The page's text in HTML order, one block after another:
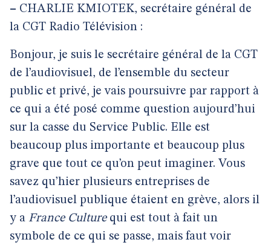
– CHARLIE KMIOTEK, secrétaire général de
la CGT Radio Télévision :
Bonjour, je suis le secrétaire général de la CGT
de l’audiovisuel, de l’ensemble du secteur
public et privé, je vais poursuivre par rapport à
ce qui a été posé comme question aujourd’hui
sur la casse du Service Public. Elle est
beaucoup plus importante et beaucoup plus
grave que tout ce qu’on peut imaginer. Vous
savez qu’hier plusieurs entreprises de
l’audiovisuel publique étaient en grève, alors il
y a France Culturequi est tout à fait un
symbole de ce qui se passe, mais faut voir